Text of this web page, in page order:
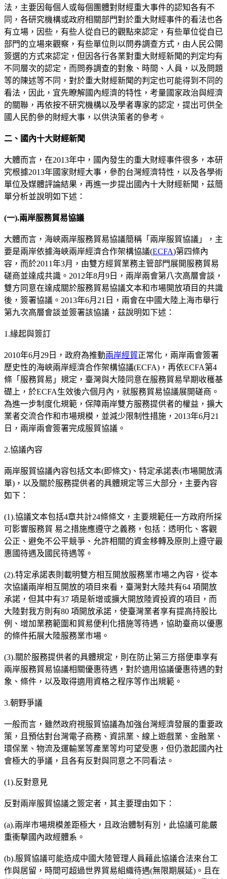
法，主要因每個人或每個團體對財經重大事件的認知各有不
同，各研究機構或政府相關部門對於重大財經事件的看法也各
有立場，因些，有些人從自已的觀點來認定，有些單位從自已
部門的立場來觀察，有些單位則以問券調查方式，由人民公開
簽選的方式來認定，但因各行各業對重大財經新聞的判定均有
不同層次的認定，而問券調查的對象、時間、人員，以及問題
等的陳述等不同，對於重大財經新聞的判定也可能得到不同的
看法，因此，宜先瞭解國內經濟的特性，考量國家政治與經濟
的關聯，再依按不研究機構以及學者專家的認定，提出可供全
國人民酌參的財經大事，以供決策者的參考。
二、國內十大財經新聞
大體而言，在2013年中，國內發生的重大財經事件很多，本研
究根據2013年國家財經大事，參酌台灣經濟特性，以及各學術
單位及媒體評論結果，再進一步提出國內十大財經新聞，茲簡
單分析並說明如下述：
(一).兩岸服務貿易協議
大體而言，海峽兩岸服務貿易協議簡稱「兩岸服貿協議」，主
要是兩岸依據海峽兩岸經濟合作架構協議(ECFA)第四條內
容，而於2011年3月，由雙方經貿業務主管部門展開服務貿易
磋商並達成共識。2012年8月9日，兩岸兩會第八次高層會談，
雙方同意在達成關於服務貿易協議文本和市場開放項目的共識
後，簽署協議。2013年6月21日，兩會在中國大陸上海市舉行
第九次高層會談並簽署該協議，茲說明如下述：
1.緣起與簽訂
2010年6月29日，政府為推動兩岸經貿正常化，兩岸兩會簽署
歷史性的海峽兩岸經濟合作架構協議(ECFA)，再依ECFA第4
條「服務貿易」規定，臺灣與大陸同意在服務貿易早期收穫基
礎上，於ECFA生效後六個月內，就服務貿易協議展開磋商。
為進一步制度化規範，保障兩岸雙方服務提供者的權益，擴大
業者交流合作和市場規模，並減少限制性措施，2013年6月21
日，兩岸兩會簽署完成服貿協議。
2.協議內容
兩岸服貿協議內容包括文本(即條文)、特定承諾表(市場開放清
單)，以及關於服務提供者的具體規定等三大部分，主要內容
如下：
(1).協議文本包括4章共計24條條文，主要規範任一方政府所採
可影響服務貿 易之措施應遵守之義務，包括：透明化、客觀
公正、避免不公平競爭、允許相關的資金移轉及原則上遵守最
惠國待遇及國民待遇等。
(2).特定承諾表則載明雙方相互開放服務業市場之內容，從本
次協議兩岸相互開放的項目來看，臺灣對大陸共有64 項開放
承諾，但其中有37 項是新增或擴大開放陸資投資的項目，而
大陸對我方則有80 項開放承諾，使臺灣業者享有提高持股比
例、增加業務範圍和貿易便利化措施等待遇，協助臺商以優惠
的條件拓展大陸服務業市場。
(3).關於服務提供者的具體規定，則在防止第三方搭便車享有
兩岸服務貿易協議相關優惠待遇，對於適用協議優惠待遇的對
象、條件，以及取得適用資格之程序等作出規範。
3.朝野爭議
一般而言，雖然政府視服貿協議為加強台灣經濟發展的重要政
策，且預估對台灣電子商務、資訊業、線上遊戲業、金融業、
環保業、物流及運輸業等產業等均可望受惠，但仍激起國內社
會極大的爭議，且各有反對與同意之不同看法。
(1).反對意見
反對兩岸服貿協議之簽定者，其主要理由如下：
(a).兩岸市場規模差距極大，且政治體制有別，此協議可能嚴
重衝擊國內政經體系。
(b).服貿協議可能造成中國大陸管理人員藉此協議合法來台工
作與居留，時間可超過世界貿易組織待遇(無限期展延)。且在